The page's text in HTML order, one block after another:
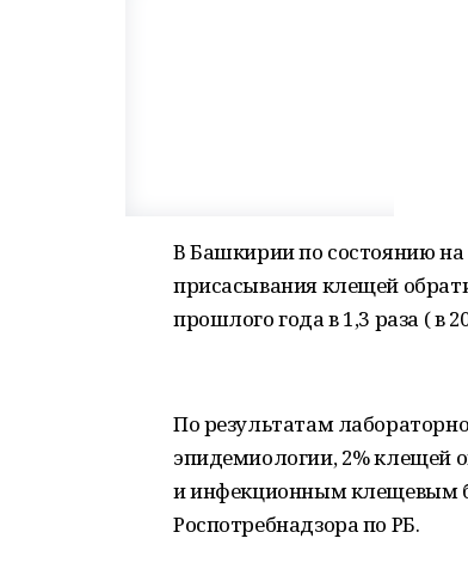
В Башкирии по состоянию
присасывания клещей
прошлого года в 1,3 раза ( в
По результатам
эпидемиологии, 2% клещей
и инфекционным клещевым
Роспотребнадзора по РБ.